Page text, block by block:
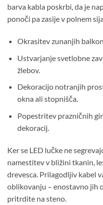
barva kabla poskrbi, da je
ponoči pa zasije v polnem
Okrasitev zunanjih
Ustvarjanje svetlobne
žlebov.
Dekoracijo notranjih
okna ali stopnišča.
Popestritev prazničnih
dekoracij.
Ker se LED lučke ne
namestitev v bližini tkanin,
drevesca. Prilagodljiv kabel
oblikovanju – enostavno jih
pritrdite na steno.